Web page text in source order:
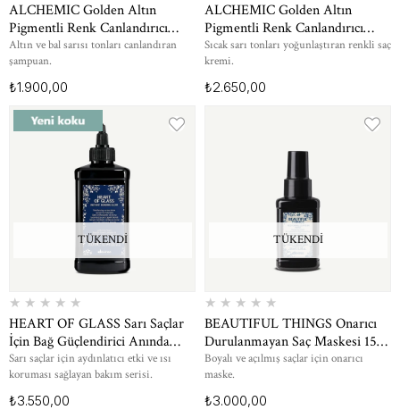
ALCHEMIC Golden Altın
Pigmentli Renk Canlandırıcı
Şampuan 280 ml
Altın ve bal sarısı tonları canlandıran
şampuan.
₺1.900,00
ALCHEMIC Golden Altın
Pigmentli Renk Canlandırıcı
Bakım Kremi 250 ml
Sıcak sarı tonları yoğunlaştıran renkli saç
kremi.
₺2.650,00
TÜKENDI
★ ★ ★ ★ ★
HEART OF GLASS Sarı Saçlar
İçin Bağ Güçlendirici Anında
Parlaklık Veren Serum 300 ml
Sarı saçlar için aydınlatıcı etki ve ısı
koruması sağlayan bakım serisi.
₺3.550,00
TÜKENDI
★ ★ ★ ★ ★
BEAUTIFUL THINGS Onarıcı
Durulanmayan Saç Maskesi 150
ml
Boyalı ve açılmış saçlar için onarıcı
maske.
₺3.000,00